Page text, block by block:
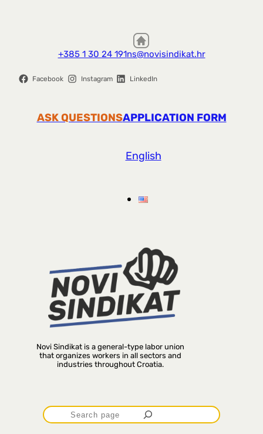
+385 1 30 24 191ns@novisindikat.hr
Facebook Instagram LinkedIn
ASK QUESTIONSAPPLICATION FORM
English
Novi Sindikat is a general-type labor union
that organizes workers in all sectors and
industries throughout Croatia.
P